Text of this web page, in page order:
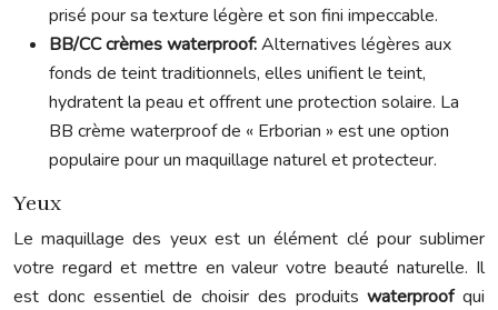
prisé pour sa texture légère et son fini impeccable.
BB/CC crèmes waterproof:Alternatives légères aux
fonds de teint traditionnels, elles unifient le teint,
hydratent la peau et offrent une protection solaire. La
BB crème waterproof de « Erborian » est une option
populaire pour un maquillage naturel et protecteur.
Yeux
Le maquillage des yeux est un élément clé pour sublimer
votre regard et mettre en valeur votre beauté naturelle. Il
est donc essentiel de choisir des produitswaterproof qui